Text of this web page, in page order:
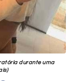
durante uma